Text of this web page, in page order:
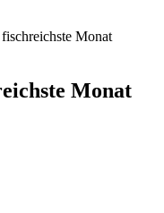
Monat
Monat